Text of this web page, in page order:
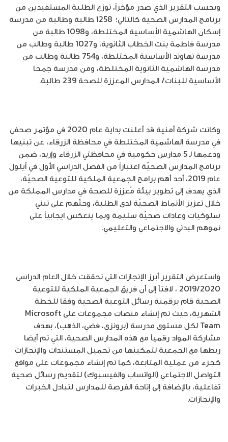
وبحسب التقرير الذي صدر مؤخراً، توزع الطلبة المستفيدين من
برنامج المدارس الصحية كالتالي؛ 1258 طالبة وطالبة من مدرسة
إسكان الهاشمية الأساسية المختلطة، و1098 طالبة من
مدرسة فاطمة بنت الخطاب الثانوية، و1027 طالبة وطالب من
مدرسة نهاوند الأساسية المختلطة، و754 طالبة وطالب من
مدرسة الهاشمية الثانوية المختلطة، ومن مدرسة جمحا
الأساسية للبنات/ المدارس المعززة للصحة 239 طالبة.
وكانت شركة أمنية قد أعلنت بداية عام 2020 في مؤتمر صحفي
في مدرسة الهاشمية المختلطة في محافظة الزرقاء، عن تبنيها
ودعمها لـ 5 مدارس حكومية في محافظتي الزرقاء وإربد، ضمن
برنامج المدارس الصحيّة اعتباراً من الفصل الدراسي الأول في أيلول
عام 2019، أحد أهم برامج الجمعية الملكية للتوعية الصحيّة،
الذي يهدف إلى تطوير بيئة مُعززة للصحة في مدارس المملكة من
خلال تعزيز الأنماط الصحيّة لدى الطلبة، وحثّهم على تبني
سلوكيات وعادات صحيّة سليمة وبما ينعكس ايجابياً على
نموهم البدني والاجتماعي والتعليمي.
واستعرض التقرير أبرز الإنجازات التي تحققت خلال العام الدراسي
2019/2020 ، لافتاً إلى أن فريق الجمعية الملكية للتوعية
الصحية قام برقمنة رسائل التوعية الصحية وفقا للخطة
الشهرية، حيث تم إنشاء منصات مجموعات على Microsoft
Team لكل مستوى مدرسة (برونزي، فضي، الذهب)، بهدف
مشاركة المواد رقمياً مع هذه المدارس الصحية، التي تم أيضا
ربطها مع الجمعية لتمكينها من تحميل المستندات والإنجازات
كـجزء من عملية المتابعة، كما تم إنشاء مجموعات على مواقع
التواصل الاجتماعي (الواتساب والفيسبوك) لتقديم رسائل صحية
تفاعلية، بالإضافة إلى إتاحة الفرصة للمدارس لتبادل الخبرات
والإنجازات.